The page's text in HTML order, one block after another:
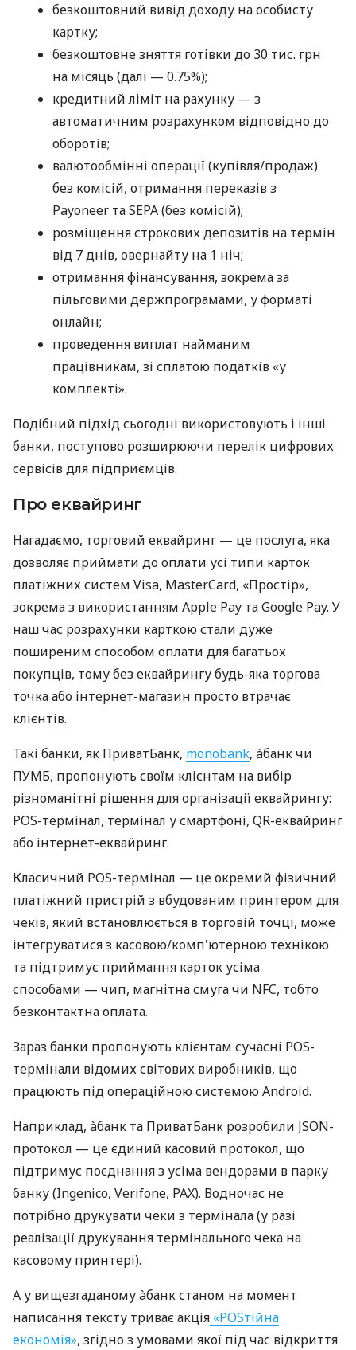
безкоштовний вивід доходу на особисту
картку;
безкоштовне зняття готівки до 30 тис. грн
на місяць (далі — 0.75%);
кредитний ліміт на рахунку — з
автоматичним розрахунком відповідно до
оборотів;
валютообмінні операції (купівля/продаж)
без комісій, отримання переказів з
Payoneer та SEPA (без комісій);
розміщення строкових депозитів на термін
від 7 днів, овернайту на 1 ніч;
отримання фінансування, зокрема за
пільговими держпрограмами, у форматі
онлайн;
проведення виплат найманим
працівникам, зі сплатою податків «у
комплекті».
Подібний підхід сьогодні використовують і інші
банки, поступово розширюючи перелік цифрових
сервісів для підприємців.
Про еквайринг
Нагадаємо, торговий еквайринг — це послуга, яка
дозволяє приймати до оплати усі типи карток
платіжних систем Visa, MasterCard, «Простір»,
зокрема з використанням Apple Pay та Google Pay. У
наш час розрахунки карткою стали дуже
поширеним способом оплати для багатьох
покупців, тому без еквайрингу будь-яка торгова
точка або інтернет-магазин просто втрачає
клієнтів.
Такі банки, як ПриватБанк, monobank, àбанк чи
ПУМБ, пропонують своїм клієнтам на вибір
різноманітні рішення для організації еквайрингу:
POS-термінал, термінал у смартфоні, QR-еквайринг
або інтернет-еквайринг.
Класичний POS-термінал — це окремий фізичний
платіжний пристрій з вбудованим принтером для
чеків, який встановлюється в торговій точці, може
інтегруватися з касовою/комп'ютерною технікою
та підтримує приймання карток усіма
способами — чип, магнітна смуга чи NFC, тобто
безконтактна оплата.
Зараз банки пропонують клієнтам сучасні POS-
термінали відомих світових виробників, що
працюють під операційною системою Android.
Наприклад, àбанк та ПриватБанк розробили JSON-
протокол — це єдиний касовий протокол, що
підтримує поєднання з усіма вендорами в парку
банку (Ingenico, Verifone, PAX). Водночас не
потрібно друкувати чеки з термінала (у разі
реалізації друкування термінального чека на
касовому принтері).
А у вищезгаданому àбанк станом на момент
написання тексту триває акція «POSтійна
економія», згідно з умовами якої під час відкриття